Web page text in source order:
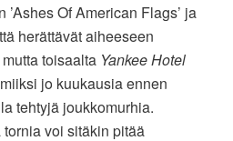
Of American Flags’ ja
herättävät aiheeseen
toisaalta Yankee Hotel
jo kuukausia ennen
tehtyjä joukkomurhia.
voi sitäkin pitää